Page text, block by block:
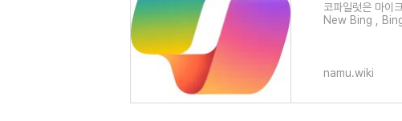
코파일럿은 마이
New Bing ,
namu.wiki